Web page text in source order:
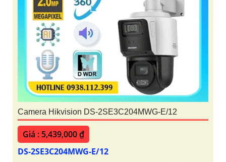
Camera Hikvision DS-2SE3C204MWG-E/12
Giá : 5,439,000 ₫
DS-2SE3C204MWG-E/12